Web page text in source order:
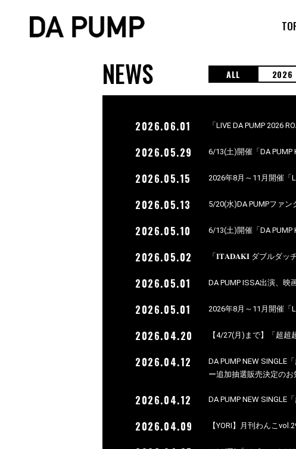
NEWS ALL 2026
2026.06.01 「LIVE DA PUMP 2026
2026.05.29 6/13(土)開催「DA PUMP
2026.05.15 2026年8月～11月開催「
2026.05.13 5/20(水)DA PUMPファン
2026.05.10 6/13(土)開催「DA PUMP
2026.05.02 「𝐈𝐓𝐀𝐃𝐀𝐊𝐈 ダブルダッ
2026.05.01 DA PUMP ISSA出演、
2026.05.01 2026年8月～11月開催「
2026.04.20 【4/27(月)まで】「超超
2026.04.12
DA PUMP NEW SINGLE
ー追加抽選販売決定のお
2026.04.12 DA PUMP NEW SINGLE
2026.04.09 【YORI】月刊わんこ